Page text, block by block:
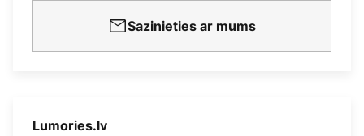
Sazinieties ar mums
Lumories.lv